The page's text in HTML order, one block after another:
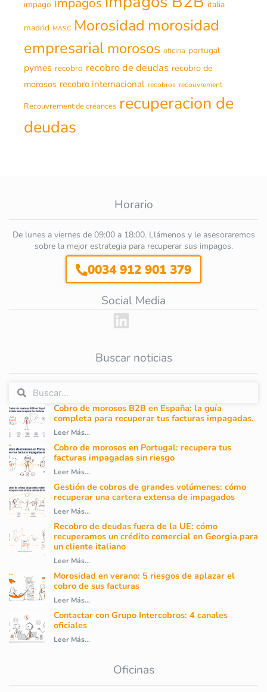
impago italia
madrid MASC Morosidad morosidad
empresarialmorosos oficina portugal
pymes recobro recobro de deudas recobro de
morosos recobro internacional recobros recouvrement
Recouvrement de créances recuperacion de
deudas
Horario
De lunes a viernes de 09:00 a 18:00. Llámenos y le asesoraremos
sobre la mejor estrategia para recuperar sus impagos.
0034 912 901 379
Social Media
Buscar noticias
Cobro de morosos B2B en España: la guía
completa para recuperar tus facturas impagadas.
Leer Más...
Cobro de morosos en Portugal: recupera tus
facturas impagadas sin riesgo
Leer Más...
Gestión de cobros de grandes volúmenes: cómo
recuperar una cartera extensa de impagados
Leer Más...
Recobro de deudas fuera de la UE: cómo
recuperamos un crédito comercial en Georgia para
un cliente italiano
Leer Más...
Morosidad en verano: 5 riesgos de aplazar el
cobro de sus facturas
Leer Más...
Contactar con Grupo Intercobros: 4 canales
oficiales
Leer Más...
Oficinas